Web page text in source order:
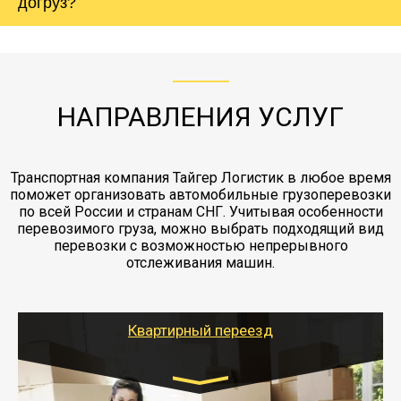
коробками и обмотать стрейч пленкой.
груза. Мы сотрудничаем по услугам страховки
заканчивая выгрузкой в пункте получателя.
НАПРАВЛЕНИЯ УСЛУГ
Транспортная компания Тайгер Логистик в любое время
поможет организовать автомобильные грузоперевозки
по всей России и странам СНГ. Учитывая особенности
перевозимого груза, можно выбрать подходящий вид
перевозки с возможностью непрерывного
отслеживания машин.
Квартирный переезд